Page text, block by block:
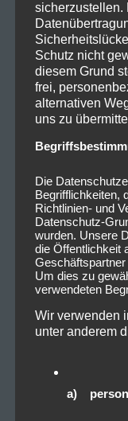
sicherzustellen.
Schutz nicht
diesem Grund
frei,
alternativen
uns zu
Die
Begrifflichkeiten,
Richtlinien- und
Datenschutz-
wurden. Unsere
die Öffentlichkeit
Um dies zu
verwendeten
Wir verwenden
unter anderem
a)